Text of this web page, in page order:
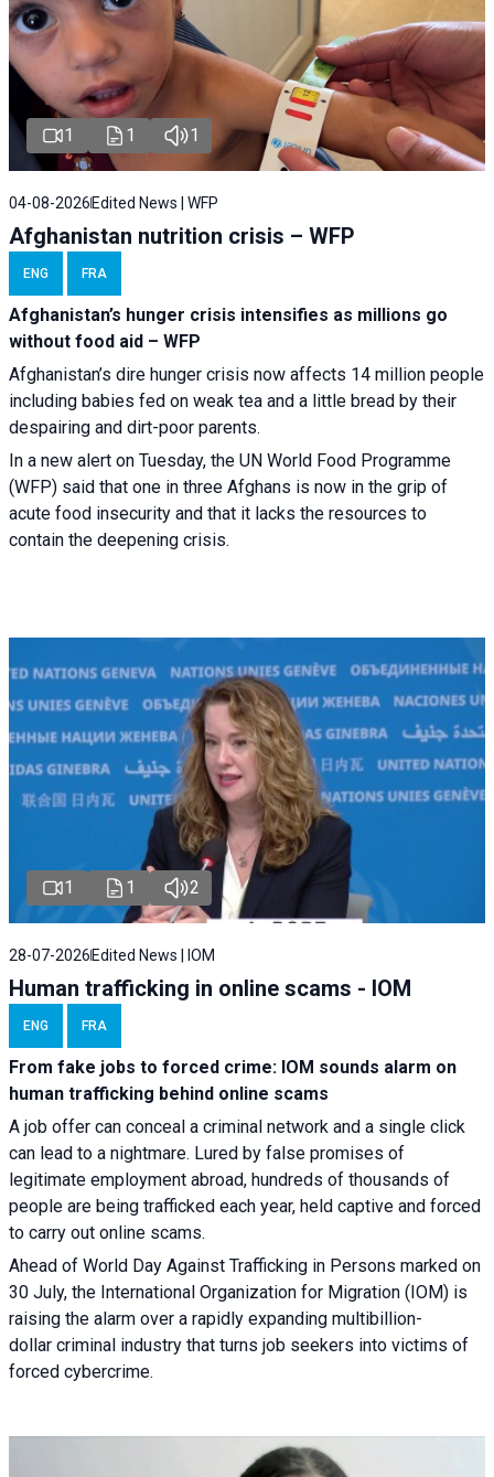
1 1 1
04-08-2026 Edited News | WFP
Afghanistan nutrition crisis – WFP
ENG FRA
Afghanistan’s hunger crisis intensifies as millions go
without food aid – WFP
Afghanistan’s dire hunger crisis now affects 14 million people
including babies fed on weak tea and a little bread by their
despairing and dirt-poor parents.
In a new alert on Tuesday, the UN World Food Programme
(WFP) said that one in three Afghans is now in the grip of
acute food insecurity and that it lacks the resources to
contain the deepening crisis.
1 1 2
28-07-2026 Edited News | IOM
Human trafficking in online scams - IOM
ENG FRA
From fake jobs to forced crime: IOM sounds alarm on
human trafficking behind online scams
A job offer can conceal a criminal network and a single click
can lead to a nightmare. Lured by false promises of
legitimate employment abroad, hundreds of thousands of
people are being trafficked each year, held captive and forced
to carry out online scams.
Ahead of World Day Against Trafficking in Persons marked on
30 July, the International Organization for Migration (IOM) is
raising the alarm over a rapidly expanding multibillion-
dollar criminal industry that turns job seekers into victims of
forced cybercrime.